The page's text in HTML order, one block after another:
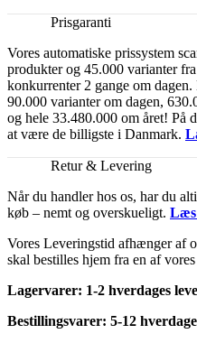
Prisgaranti
Vores automatiske prissystem
produkter og 45.000 varianter
konkurrenter 2 gange om
90.000 varianter om dagen,
og hele 33.480.000 om året! På
at være de billigste i Danmark.
Retur & Levering
Når du handler hos os, har du
køb – nemt og overskueligt. Læs
Vores Leveringstid afhænger af
skal bestilles hjem fra en af
Lagervarer: 1-2 hverdages
Bestillingsvarer: 5-12